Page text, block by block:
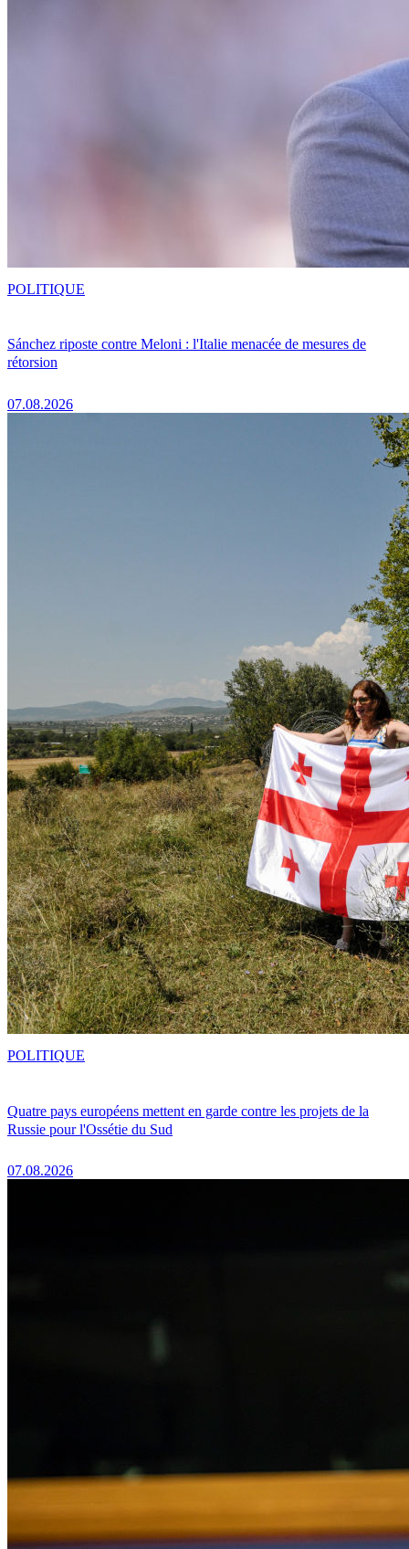
Sánchez riposte contre Meloni : l'Italie menacée de mesures de
rétorsion
07.08.2026
POLITIQUE
Quatre pays européens mettent en garde contre les projets de la
Russie pour l'Ossétie du Sud
07.08.2026
POLITIQUE